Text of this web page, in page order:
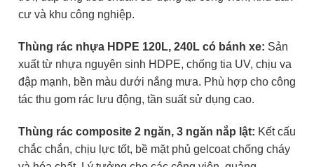
cư và khu công nghiệp.
Thùng rác nhựa HDPE 120L, 240L có bánh xe: Sản
xuất từ nhựa nguyên sinh HDPE, chống tia UV, chịu va
đập mạnh, bền màu dưới nắng mưa. Phù hợp cho công
tác thu gom rác lưu động, tần suất sử dụng cao.
Thùng rác composite 2 ngăn, 3 ngăn nắp lật: Kết cấu
chắc chắn, chịu lực tốt, bề mặt phủ gelcoat chống cháy